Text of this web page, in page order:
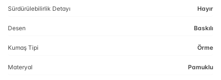
Sürdürülebilirlik Detayı Hayır
Desen Baskılı
Kumaş Tipi Örme
Materyal Pamuklu